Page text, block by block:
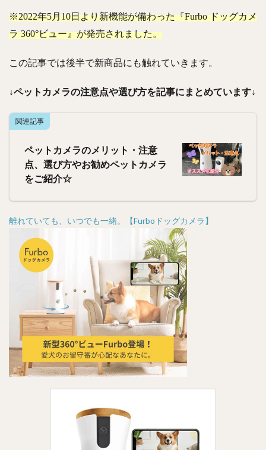
※2022年5月10日より新機能が備わった『Furbo ドッグカメ
ラ 360°ビュー』が発売されました。
この記事では後半で新商品にも触れていきます。
↓ペットカメラの注意点や選び方を記事にまとめています↓
関連記事
ペットカメラのメリット・注意
点、選び方やお勧めペットカメラ
をご紹介☆
離れていても、いつでも一緒。【Furboドッグカメラ】